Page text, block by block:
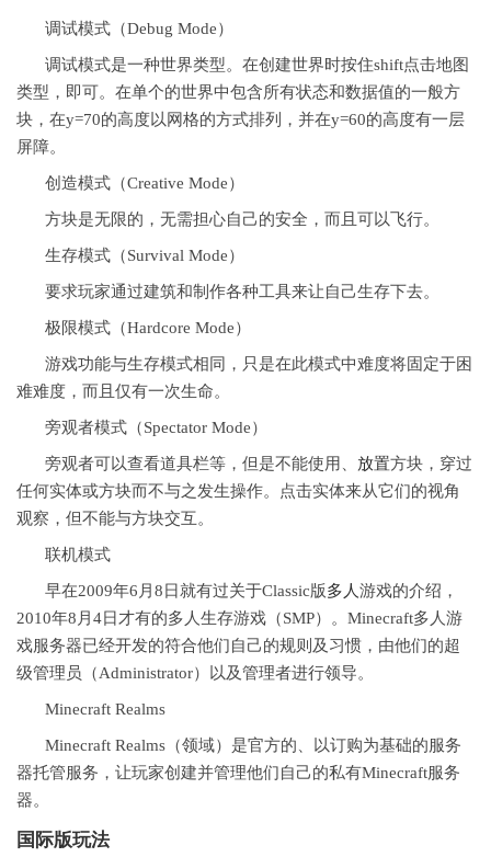
调试模式（Debug Mode）
调试模式是一种世界类型。在创建世界时按住shift点击地图
类型，即可。在单个的世界中包含所有状态和数据值的一般方
块，在y=70的高度以网格的方式排列，并在y=60的高度有一层
屏障。
创造模式（Creative Mode）
方块是无限的，无需担心自己的安全，而且可以飞行。
生存模式（Survival Mode）
要求玩家通过建筑和制作各种工具来让自己生存下去。
极限模式（Hardcore Mode）
游戏功能与生存模式相同，只是在此模式中难度将固定于困
难难度，而且仅有一次生命。
旁观者模式（Spectator Mode）
旁观者可以查看道具栏等，但是不能使用、 放置方块，穿过
任何实体或方块而不与之发生操作。点击实体来从它们的视角
观察，但不能与方块交互。
联机模式
早在2009年6月8日就有过关于Classic版多人游戏的介绍，
2010年8月4日才有的多人生存游戏（SMP）。Minecraft多人游
戏服务器已经开发的符合他们自己的规则及习惯，由他们的超
级管理员（Administrator）以及管理者进行领导。
Minecraft Realms
Minecraft Realms（领域）是官方的、以订购为基础的服务
器托管服务，让玩家创建并管理他们自己的私有Minecraft服务
器。
国际版玩法